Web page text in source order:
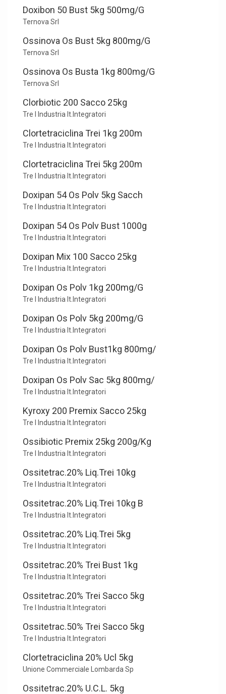
Doxibon 50 Bust 5kg 500mg/G
Ternova Srl
Ossinova Os Bust 5kg 800mg/G
Ternova Srl
Ossinova Os Busta 1kg 800mg/G
Ternova Srl
Clorbiotic 200 Sacco 25kg
Tre I Industria It.Integratori
Clortetraciclina Trei 1kg 200m
Tre I Industria It.Integratori
Clortetraciclina Trei 5kg 200m
Tre I Industria It.Integratori
Doxipan 54 Os Polv 5kg Sacch
Tre I Industria It.Integratori
Doxipan 54 Os Polv Bust 1000g
Tre I Industria It.Integratori
Doxipan Mix 100 Sacco 25kg
Tre I Industria It.Integratori
Doxipan Os Polv 1kg 200mg/G
Tre I Industria It.Integratori
Doxipan Os Polv 5kg 200mg/G
Tre I Industria It.Integratori
Doxipan Os Polv Bust1kg 800mg/
Tre I Industria It.Integratori
Doxipan Os Polv Sac 5kg 800mg/
Tre I Industria It.Integratori
Kyroxy 200 Premix Sacco 25kg
Tre I Industria It.Integratori
Ossibiotic Premix 25kg 200g/Kg
Tre I Industria It.Integratori
Ossitetrac.20% Liq.Trei 10kg
Tre I Industria It.Integratori
Ossitetrac.20% Liq.Trei 10kg B
Tre I Industria It.Integratori
Ossitetrac.20% Liq.Trei 5kg
Tre I Industria It.Integratori
Ossitetrac.20% Trei Bust 1kg
Tre I Industria It.Integratori
Ossitetrac.20% Trei Sacco 5kg
Tre I Industria It.Integratori
Ossitetrac.50% Trei Sacco 5kg
Tre I Industria It.Integratori
Clortetraciclina 20% Ucl 5kg
Unione Commerciale Lombarda Sp
Ossitetrac.20% U.C.L. 5kg